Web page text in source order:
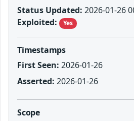
Status Updated: 2026-01-26
Exploited:
Yes
Timestamps
First Seen: 2026-01-26
Asserted: 2026-01-26
Scope